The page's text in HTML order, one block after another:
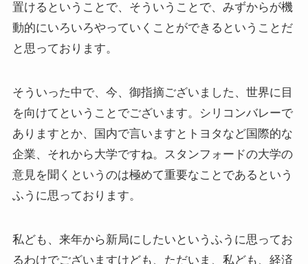
置けるということで、そういうことで、みずからが機
動的にいろいろやっていくことができるということだ
と思っております。
そういった中で、今、御指摘ございました、世界に目
を向けてということでございます。シリコンバレーで
ありますとか、国内で言いますとトヨタなど国際的な
企業、それから大学ですね。スタンフォードの大学の
意見を聞くというのは極めて重要なことであるという
ふうに思っております。
私ども、来年から新局にしたいというふうに思ってお
るわけでございますけども、ただいま、私ども、経済